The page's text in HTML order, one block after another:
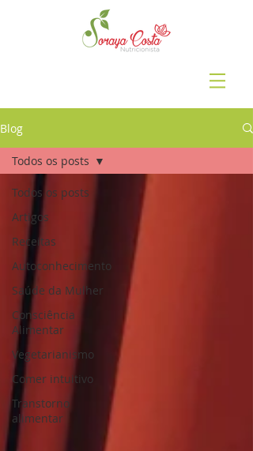
Blog
Todos os posts
Artigos
Receitas
Autoconhecimento
Saúde da Mulher
Consciência
Alimentar
Vegetarianismo
Comer intuitivo
Transtorno
alimentar
Todos os posts